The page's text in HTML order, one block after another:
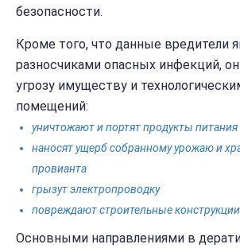
безопасности.
Кроме того, что данные вредители
разносчиками опасных инфекций,
угрозу имуществу и
помещений:
уничтожают и портят продукты питания
наносят ущерб собранному урожаю и
провианта
грызут электропроводку
повреждают строительные
Основными направлениями в